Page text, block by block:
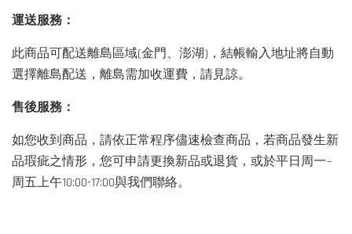
運送服務：
此商品可配送離島區域(金門、澎湖)，結帳輸入地址將自動
選擇離島配送，離島需加收運費，請見諒。
售後服務：
如您收到商品，請依正常程序儘速檢查商品，若商品發生新
品瑕疵之情形，您可申請更換新品或退貨，或於平日周一~
周五上午10:00-17:00與我們聯絡。